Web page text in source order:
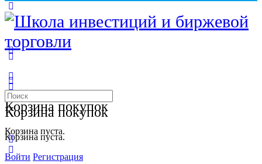
Side
Panel
Корзина покупок
Корзина пуста.
Войти Регистрация
Корзина покупок
Корзина пуста.
Искать: